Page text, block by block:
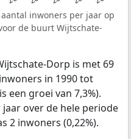
inwoners per jaar op
de buurt Wijtschate-
Dorp is met 69
in 1990 tot
een groei van 7,3%).
over de hele periode
2 inwoners (0,22%).